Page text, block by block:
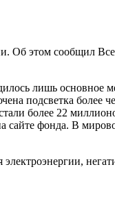
Об этом сообщил
лишь основное
подсветка более
более 22
сайте фонда. В